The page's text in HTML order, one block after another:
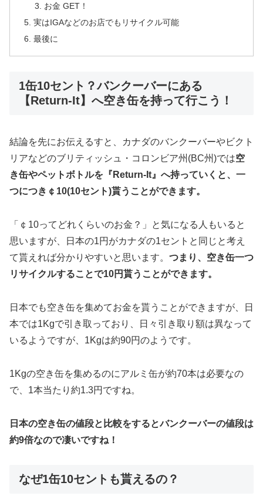
お金 GET！
実はIGAなどのお店でもリサイクル可能
最後に
1缶10セント？バンクーバーにある
【Return-It】へ空き缶を持って行こう！
結論を先にお伝えるすと、カナダのバンクーバーやビクト
リアなどのブリティッシュ・コロンビア州(BC州)では空
き缶やペットボトルを『Return-It』へ持っていくと、一
つにつき￠10(10セント)貰うことができます。
「￠10ってどれくらいのお金？」と気になる人もいると
思いますが、日本の1円がカナダの1セントと同じと考え
て貰えれば分かりやすいと思います。 つまり、空き缶一つ
リサイクルすることで10円貰うことができます。
日本でも空き缶を集めてお金を貰うことができますが、日
本では1Kgで引き取っており、日々引き取り額は異なって
いるようですが、1Kgは約90円のようです。
1Kgの空き缶を集めるのにアルミ缶が約70本は必要なの
で、1本当たり約1.3円ですね。
日本の空き缶の値段と比較をするとバンクーバーの値段は
約9倍なので凄いですね！
なぜ1缶10セントも貰えるの？